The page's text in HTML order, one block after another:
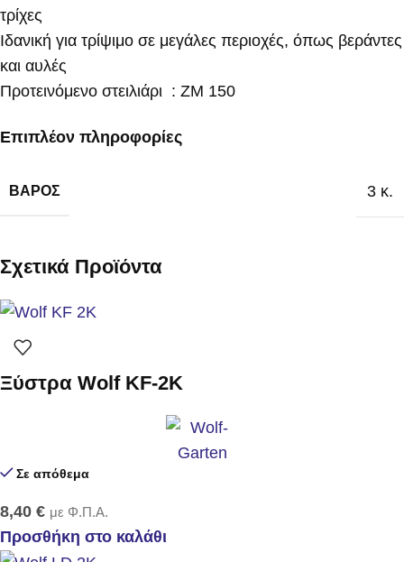
τρίχες
Ιδανική για τρίψιμο σε μεγάλες περιοχές, όπως βεράντες
και αυλές
Προτεινόμενο στειλιάρι : ZM 150
Επιπλέον πληροφορίες
ΒΆΡΟΣ 3 κ.
Σχετικά Προϊόντα
Ξύστρα Wolf KF-2K
Σε απόθεμα
8,40 € με Φ.Π.Α.
Προσθήκη στο καλάθι